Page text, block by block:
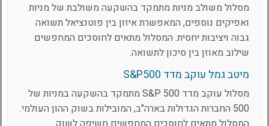
מסלול משולב מניות מתמקד בהשקעה משולבת של מניות
ואפיקים נוספים, המאפשרת איזון בין פוטנציאל תשואה
גבוה ויציבות יחסית. המסלול מתאים לחוסכים המחפשים
שילוב מאוזן בין סיכון לתשואה.
מיטב גמל עוקב מדד S&P500
מסלול עוקב מדד S&P 500 מתמקד בהשקעה במניות של
500 החברות הגדולות בארה"ב, המובילות בשוק ההון העולמי.